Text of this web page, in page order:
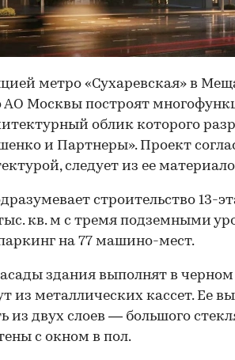
метро «Сухаревская» в
АО Москвы построят
облик которого
и Партнеры». Проект
следует из ее
строительство 13-
кв. м с тремя подземными
на 77 машино-мест.
здания выполнят в черном
из металлических кассет. Ее
из двух слоев — большого
с окном в пол.